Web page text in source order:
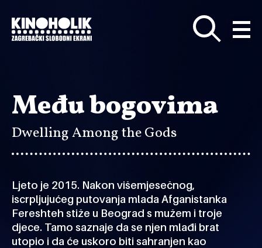
glavni
sadržaj
Među bogovima
Dwelling Among the Gods
Ljeto je 2015. Nakon višemjesečnog,
iscrpljujućeg putovanja mlada Afganistanka
Fereshteh stiže u Beograd s mužem i troje
djece. Tamo saznaje da se njen mlađi brat
utopio i da će uskoro biti sahranjen kao